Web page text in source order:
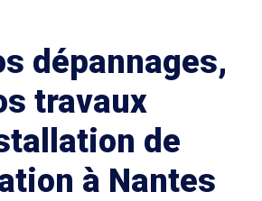
dépannages,
travaux
de
à Nantes